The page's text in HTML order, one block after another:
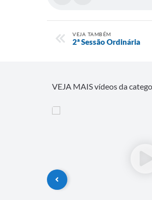
VEJA TAMBÉM
2ª Sessão Ordinária
VEJA MAIS vídeos da